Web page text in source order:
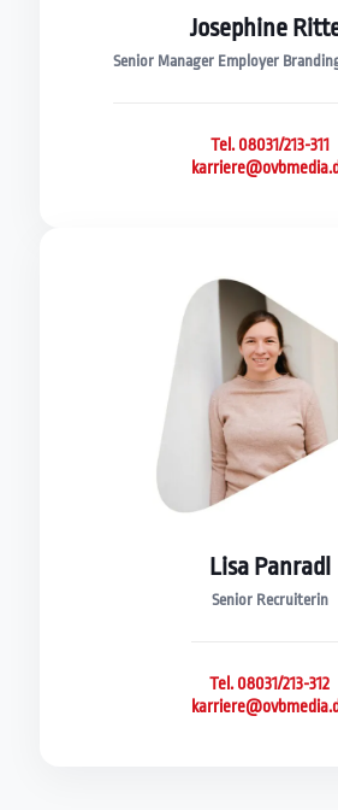
Josephine
Senior Manager Employer
Tel. 08031/213-311
Lisa Panradl
Senior Recruiterin
Tel. 08031/213-312